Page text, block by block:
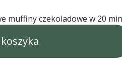
muffiny czekoladowe w 20